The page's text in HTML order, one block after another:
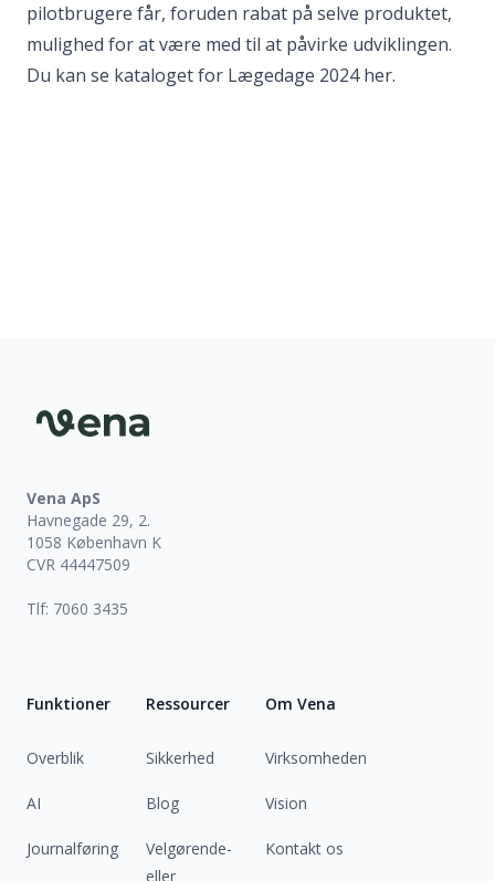
pilotbrugere får, foruden rabat på selve produktet,
mulighed for at være med til at påvirke udviklingen.
Du kan se kataloget for Lægedage 2024 her.
Vena ApS
Havnegade 29, 2.
1058 København K
CVR 44447509
Tlf: 7060 3435
Funktioner
Overblik
AI
Journalføring
Ressourcer
Sikkerhed
Blog
Velgørende-
eller
Om Vena
Virksomheden
Vision
Kontakt os